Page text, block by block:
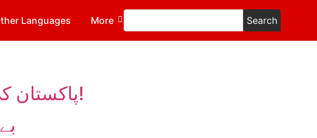
Languages More Search
پاکستان کی بحران زدہ سیاست اور مضحکہ خیز کشمیری قسط!